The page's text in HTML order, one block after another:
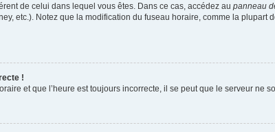
de celui dans lequel vous êtes. Dans ce cas, accédez au panneau
etc.). Notez que la modification du fuseau horaire, comme la plupart
!
et que l’heure est toujours incorrecte, il se peut que le serveur ne